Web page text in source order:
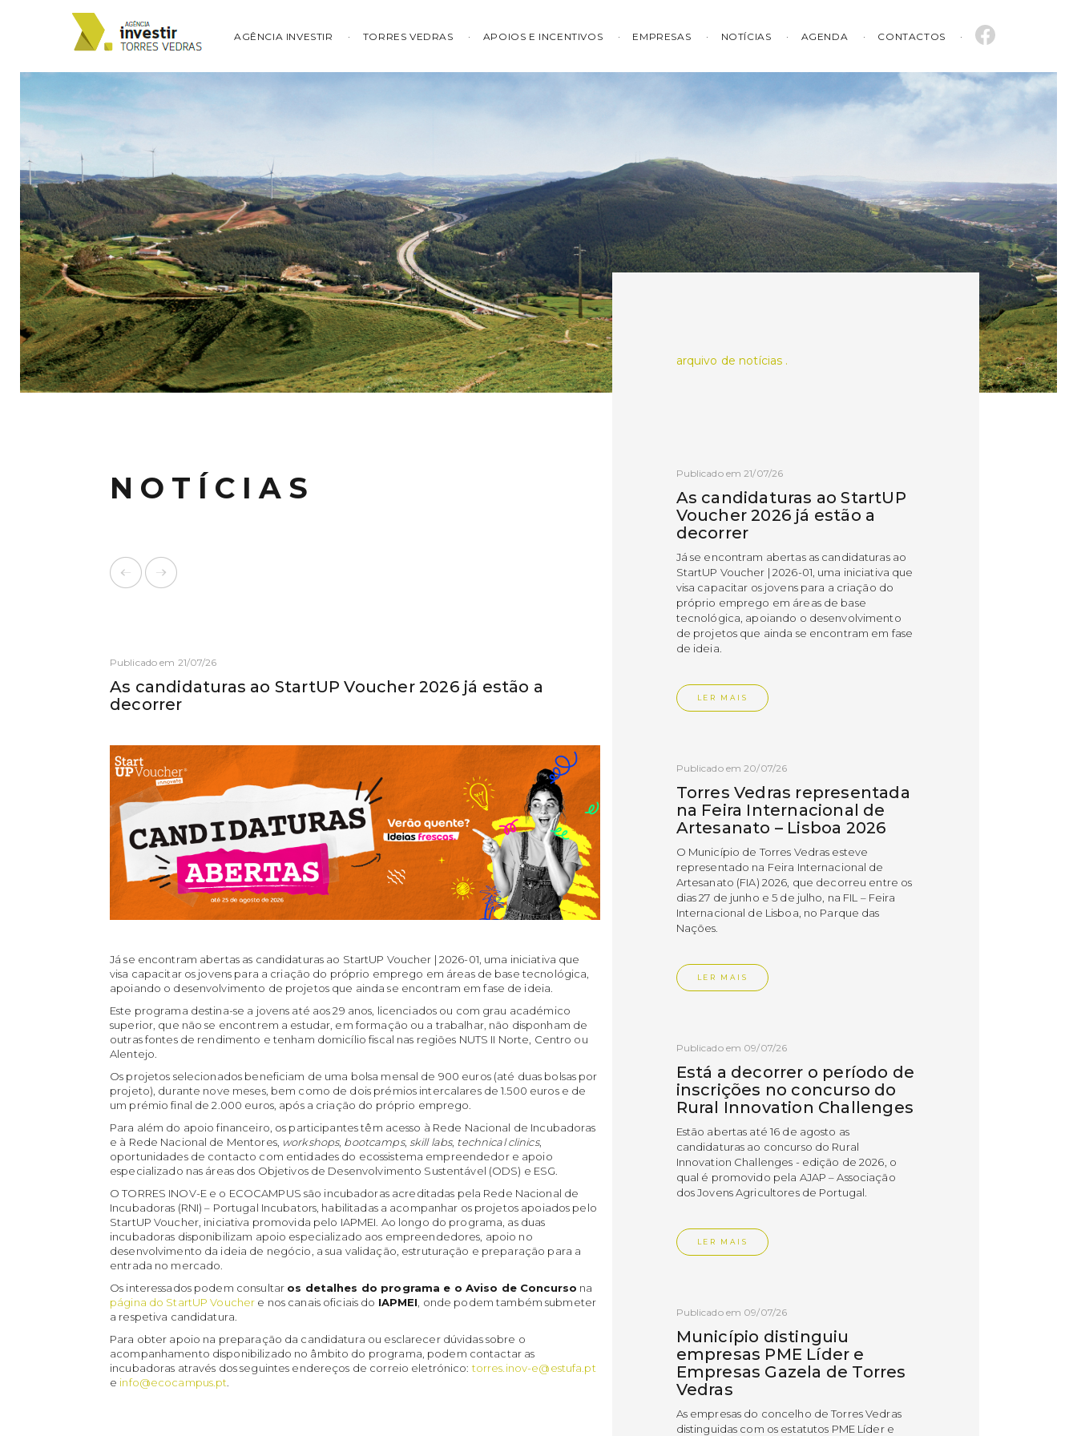
AGÊNCIA INVESTIR TORRES VEDRAS APOIOS E INCENTIVOS EMPRESAS NOTÍCIAS AGENDA CONTACTOS
NOTÍCIAS
Publicado em 21/07/26
As candidaturas ao StartUP Voucher 2026 já estão a
decorrer
Já se encontram abertas as candidaturas ao StartUP Voucher | 2026-01, uma iniciativa que
visa capacitar os jovens para a criação do próprio emprego em áreas de base tecnológica,
apoiando o desenvolvimento de projetos que ainda se encontram em fase de ideia.
Este programa destina-se a jovens até aos 29 anos, licenciados ou com grau académico
superior, que não se encontrem a estudar, em formação ou a trabalhar, não disponham de
outras fontes de rendimento e tenham domicílio fiscal nas regiões NUTS II Norte, Centro ou
Alentejo.
Os projetos selecionados beneficiam de uma bolsa mensal de 900 euros (até duas bolsas por
projeto), durante nove meses, bem como de dois prémios intercalares de 1.500 euros e de
um prémio final de 2.000 euros, após a criação do próprio emprego.
Para além do apoio financeiro, os participantes têm acesso à Rede Nacional de Incubadoras
e à Rede Nacional de Mentores, workshops, bootcamps, skill labs, technical clinics,
oportunidades de contacto com entidades do ecossistema empreendedor e apoio
especializado nas áreas dos Objetivos de Desenvolvimento Sustentável (ODS) e ESG.
O TORRES INOV-E e o ECOCAMPUS são incubadoras acreditadas pela Rede Nacional de
Incubadoras (RNI) – Portugal Incubators, habilitadas a acompanhar os projetos apoiados pelo
StartUP Voucher, iniciativa promovida pelo IAPMEI. Ao longo do programa, as duas
incubadoras disponibilizam apoio especializado aos empreendedores, apoio no
desenvolvimento da ideia de negócio, a sua validação, estruturação e preparação para a
entrada no mercado.
Os interessados podem consultar os detalhes do programa e o Aviso de Concurso na
página do StartUP Voucher e nos canais oficiais do IAPMEI, onde podem também submeter
a respetiva candidatura.
Para obter apoio na preparação da candidatura ou esclarecer dúvidas sobre o
acompanhamento disponibilizado no âmbito do programa, podem contactar as
incubadoras através dos seguintes endereços de correio eletrónico: torres.inov-e@estufa.pt
e info@ecocampus.pt.
arquivo de notícias .
Publicado em 21/07/26
As candidaturas ao StartUP
Voucher 2026 já estão a
decorrer
Já se encontram abertas as candidaturas ao
StartUP Voucher | 2026-01, uma iniciativa que
visa capacitar os jovens para a criação do
próprio emprego em áreas de base
tecnológica, apoiando o desenvolvimento
de projetos que ainda se encontram em fase
de ideia.
LER MAIS
Publicado em 20/07/26
Torres Vedras representada
na Feira Internacional de
Artesanato – Lisboa 2026
O Município de Torres Vedras esteve
representado na Feira Internacional de
Artesanato (FIA) 2026, que decorreu entre os
dias 27 de junho e 5 de julho, na FIL – Feira
Internacional de Lisboa, no Parque das
Nações.
LER MAIS
Publicado em 09/07/26
Está a decorrer o período de
inscrições no concurso do
Rural Innovation Challenges
Estão abertas até 16 de agosto as
candidaturas ao concurso do Rural
Innovation Challenges - edição de 2026, o
qual é promovido pela AJAP – Associação
dos Jovens Agricultores de Portugal.
LER MAIS
Publicado em 09/07/26
Município distinguiu
empresas PME Líder e
Empresas Gazela de Torres
Vedras
As empresas do concelho de Torres Vedras
distinguidas com os estatutos PME Líder e